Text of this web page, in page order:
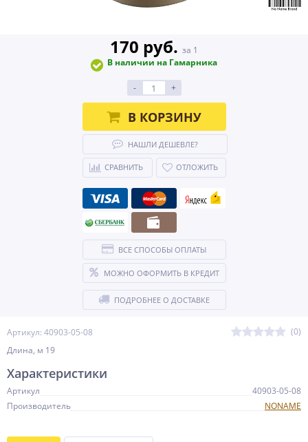
Артикул: 40903-05-08
(0)
Длина, м 19
170 руб. за 1
В наличии на Гамарника
- +
В КОРЗИНУ
НАШЛИ ДЕШЕВЛЕ?
СРАВНИТЬ ОТЛОЖИТЬ
ВСЕ СПОСОБЫ ОПЛАТЫ
МОЖНО ОФОРМИТЬ В КРЕДИТ
ПОДРОБНЕЕ О ДОСТАВКЕ
Характеристики
Артикул
40903-05-08
Производитель
NONAME